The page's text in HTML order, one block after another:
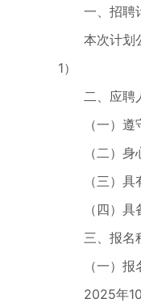
一、招聘
本次计划公
1）
二、应聘
（一）遵守
（二）身心
（三）具有
（四）具备
三、报名
（一）报
2025年10